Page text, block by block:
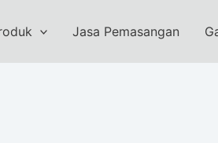
Jasa Pemasangan